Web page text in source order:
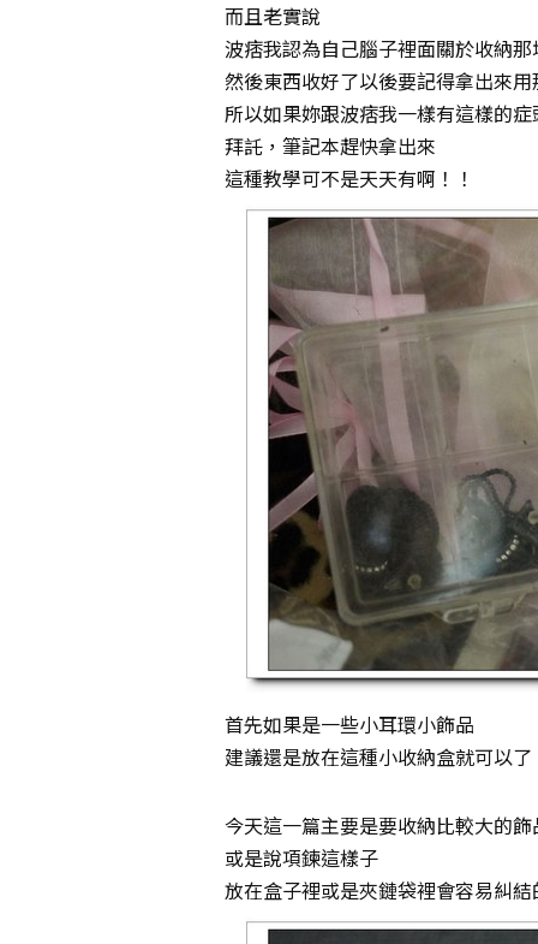
而且老實說
波痞我認為自己腦子裡面關於收納
然後東西收好了以後要記得拿出來
所以如果妳跟波痞我一樣有這樣的症
拜託，筆記本趕快拿出來
這種教學可不是天天有啊！！
首先如果是一些小耳環小飾品
建議還是放在這種小收納盒就可以了
今天這一篇主要是要收納比較大的飾
或是說項鍊這樣子
放在盒子裡或是夾鏈袋裡會容易糾結